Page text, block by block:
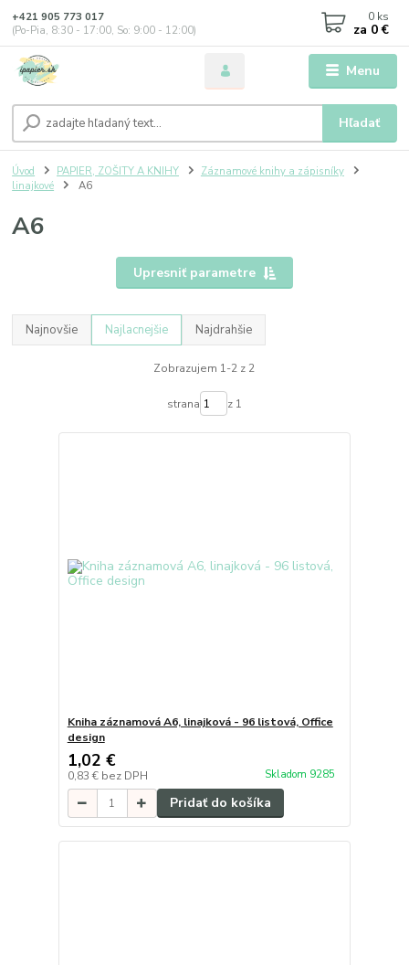
Menu
Hľadať
+421 905 773 017
(Po-Pia, 8:30 - 17:00, So: 9:00 - 12:00)
0 ks
za 0 €
Úvod PAPIER, ZOŠITY A KNIHY
Záznamové knihy a zápisníky
linajkové
A6
A6
Upresniť parametre
Najnovšie Najlacnejšie Najdrahšie
Zobrazujem 1-2 z 2
strana z 1
Kniha záznamová A6, linajková - 96 listová, Office
design
1,02 €
0,83 € bez DPH Skladom 9285
Pridať do košíka